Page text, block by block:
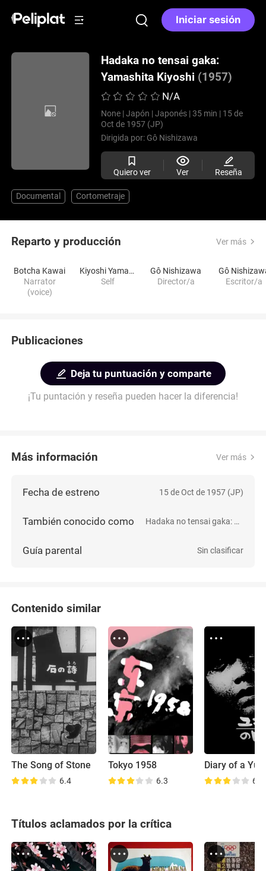
Iniciar sesión
Hadaka no tensai gaka:
Yamashita Kiyoshi (1957)
N/A
None | Japón | Japonés | 35 min | 15 de
Oct de 1957 (JP)
Dirigida por: Gô Nishizawa
Quiero ver Ver Reseña
Documental Cortometraje
Reparto y producción Ver más
Botcha Kawai
Narrator
(voice)
Kiyoshi Yamashita
Self
Gô Nishizawa
Director/a
Gô
Escritor/a
Publicaciones
Deja tu puntuación y comparte
¡Tu puntación y reseña pueden hacer la diferencia!
Más información Ver más
Fecha de estreno 15 de Oct de 1957 (JP)
También conocido como Hadaka no tensai gaka: Yamashita Kiyoshi
Guía parental Sin clasificar
Contenido similar
The Song of Stone
6.4
Tokyo 1958
6.3 6.6
Títulos aclamados por la crítica